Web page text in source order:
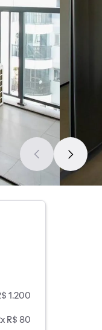
1.200
R$ 80